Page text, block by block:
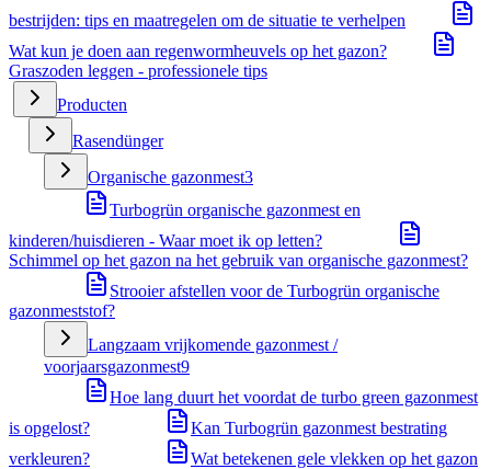
bestrijden: tips en maatregelen om de situatie te verhelpen
Wat kun je doen aan regenwormheuvels op het gazon?
Graszoden leggen - professionele tips
Producten
Rasendünger
Organische gazonmest3
Turbogrün organische gazonmest en
kinderen/huisdieren - Waar moet ik op letten?
Schimmel op het gazon na het gebruik van organische gazonmest?
Strooier afstellen voor de Turbogrün organische
gazonmeststof?
Langzaam vrijkomende gazonmest /
voorjaarsgazonmest9
Hoe lang duurt het voordat de turbo green gazonmest
is opgelost?
Kan Turbogrün gazonmest bestrating
verkleuren?
Wat betekenen gele vlekken op het gazon